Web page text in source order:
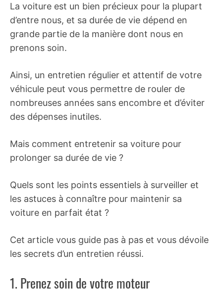
La voiture est un bien précieux pour la plupart
d’entre nous, et sa durée de vie dépend en
grande partie de la manière dont nous en
prenons soin.
Ainsi, un entretien régulier et attentif de votre
véhicule peut vous permettre de rouler de
nombreuses années sans encombre et d’éviter
des dépenses inutiles.
Mais comment entretenir sa voiture pour
prolonger sa durée de vie ?
Quels sont les points essentiels à surveiller et
les astuces à connaître pour maintenir sa
voiture en parfait état ?
Cet article vous guide pas à pas et vous dévoile
les secrets d’un entretien réussi.
1. Prenez soin de votre moteur